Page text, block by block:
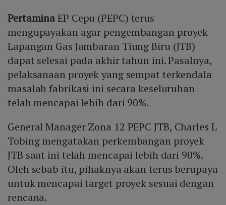
PertaminaEP Cepu (PEPC) terus
mengupayakan agar pengembangan proyek
Lapangan Gas Jambaran Tiung Biru (JTB)
dapat selesai pada akhir tahun ini. Pasalnya,
pelaksanaan proyek yang sempat terkendala
masalah fabrikasi ini secara keseluruhan
telah mencapai lebih dari 90%.
General Manager Zona 12 PEPC JTB, Charles L
Tobing mengatakan perkembangan proyek
JTB saat ini telah mencapai lebih dari 90%.
Oleh sebab itu, pihaknya akan terus berupaya
untuk mencapai target proyek sesuai dengan
rencana.